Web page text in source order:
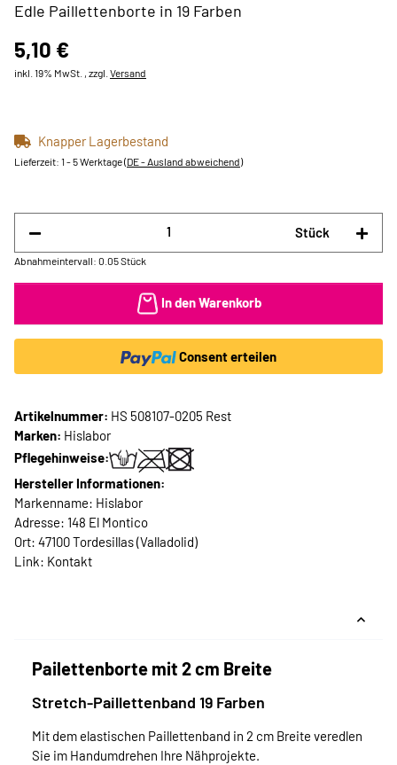
Edle Paillettenborte in 19 Farben
5,10 €
inkl. 19% MwSt. , zzgl. Versand
Knapper Lagerbestand
Lieferzeit: 1 - 5 Werktage(DE - Ausland abweichend)
Stück
Abnahmeintervall: 0.05 Stück
In den Warenkorb
Consent erteilen
Artikelnummer: HS 508107-0205 Rest
Marken: Hislabor
Pflegehinweise:
Hersteller Informationen:
Markenname: Hislabor
Adresse: 148 El Montico
Ort: 47100 Tordesillas (Valladolid)
Link: Kontakt
Pailettenborte mit 2 cm Breite
Stretch-Paillettenband 19 Farben
Mit dem elastischen Paillettenband in 2 cm Breite veredlen
Sie im Handumdrehen Ihre Nähprojekte.